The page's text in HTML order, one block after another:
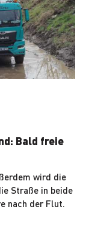
Bald freie
wird die
Straße in beide
nach der Flut.